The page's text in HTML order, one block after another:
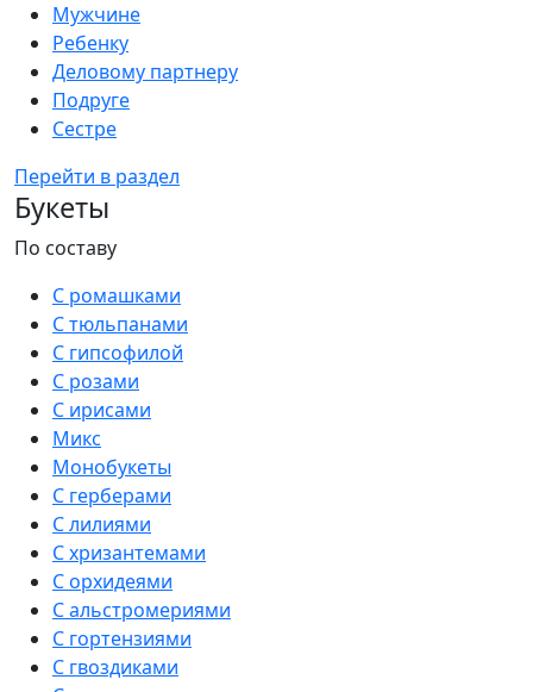
Мужчине
Ребенку
Деловому партнеру
Подруге
Сестре
Перейти в раздел
Букеты
По составу
С ромашками
С тюльпанами
С гипсофилой
С розами
С ирисами
Микс
Монобукеты
С герберами
С лилиями
С хризантемами
С орхидеями
С альстромериями
С гортензиями
С гвоздиками